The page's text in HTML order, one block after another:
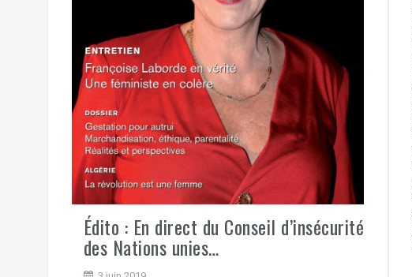
Édito : En direct du Conseil d’insécurité
des Nations unies…